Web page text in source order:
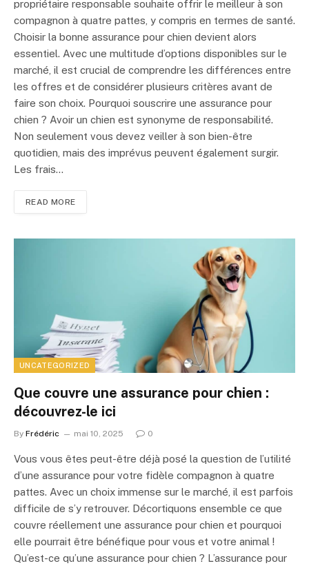
propriétaire responsable souhaite offrir le meilleur à son
compagnon à quatre pattes, y compris en termes de santé.
Choisir la bonne assurance pour chien devient alors
essentiel. Avec une multitude d’options disponibles sur le
marché, il est crucial de comprendre les différences entre
les offres et de considérer plusieurs critères avant de
faire son choix. Pourquoi souscrire une assurance pour
chien ? Avoir un chien est synonyme de responsabilité.
Non seulement vous devez veiller à son bien-être
quotidien, mais des imprévus peuvent également surgir.
Les frais…
READ MORE
UNCATEGORIZED
Que couvre une assurance pour chien :
découvrez-le ici
By Frédéric mai 10, 2025 0
Vous vous êtes peut-être déjà posé la question de l’utilité
d’une assurance pour votre fidèle compagnon à quatre
pattes. Avec un choix immense sur le marché, il est parfois
difficile de s’y retrouver. Décortiquons ensemble ce que
couvre réellement une assurance pour chien et pourquoi
elle pourrait être bénéfique pour vous et votre animal !
Qu’est-ce qu’une assurance pour chien ? L’assurance pour